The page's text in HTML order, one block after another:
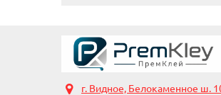
г. Видное, Белокаменное ш.